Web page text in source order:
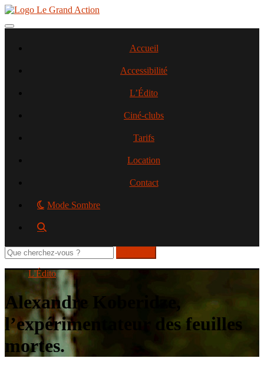
Aller
contenu
Toggle navigation
Accueil
Accessibilité
L’Édito
Ciné-clubs
Tarifs
Location
Contact
Mode Sombre
Rechercher
sur
le
L'Édito
Alexandre Koberidze,
l’expérimentateur des feuilles
mortes.